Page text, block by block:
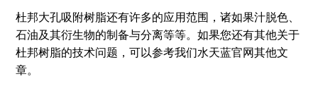
杜邦大孔吸附树脂还有许多的应用范围，诸如果汁脱色、
石油及其衍生物的制备与分离等等。如果您还有其他关于
杜邦树脂的技术问题，可以参考我们水天蓝官网其他文
章。